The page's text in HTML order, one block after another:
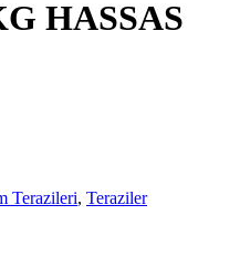
HASSAS
Terazileri, Teraziler